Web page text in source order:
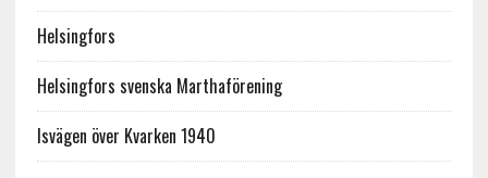
Helsingfors
Helsingfors svenska Marthaförening
Isvägen över Kvarken 1940